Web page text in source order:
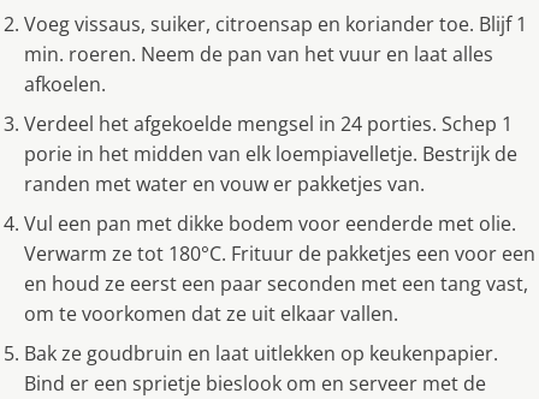
Voeg vissaus, suiker, citroensap en koriander toe. Blijf 1
min. roeren. Neem de pan van het vuur en laat alles
afkoelen.
Verdeel het afgekoelde mengsel in 24 porties. Schep 1
porie in het midden van elk loempiavelletje. Bestrijk de
randen met water en vouw er pakketjes van.
Vul een pan met dikke bodem voor eenderde met olie.
Verwarm ze tot 180°C. Frituur de pakketjes een voor een
en houd ze eerst een paar seconden met een tang vast,
om te voorkomen dat ze uit elkaar vallen.
Bak ze goudbruin en laat uitlekken op keukenpapier.
Bind er een sprietje bieslook om en serveer met de